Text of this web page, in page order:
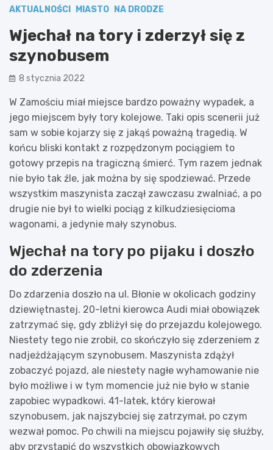
AKTUALNOŚCI MIASTO NA DRODZE
Wjechał na tory i zderzył się z
szynobusem
8 stycznia 2022
W Zamościu miał miejsce bardzo poważny wypadek, a
jego miejscem były tory kolejowe. Taki opis scenerii już
sam w sobie kojarzy się z jakąś poważną tragedią. W
końcu bliski kontakt z rozpędzonym pociągiem to
gotowy przepis na tragiczną śmierć. Tym razem jednak
nie było tak źle, jak można by się spodziewać. Przede
wszystkim maszynista zaczął zawczasu zwalniać, a po
drugie nie był to wielki pociąg z kilkudziesięcioma
wagonami, a jedynie mały szynobus.
Wjechał na tory po pijaku i doszło
do zderzenia
Do zdarzenia doszło na ul. Błonie w okolicach godziny
dziewiętnastej. 20-letni kierowca Audi miał obowiązek
zatrzymać się, gdy zbliżył się do przejazdu kolejowego.
Niestety tego nie zrobił, co skończyło się zderzeniem z
nadjeżdżającym szynobusem. Maszynista zdążył
zobaczyć pojazd, ale niestety nagłe wyhamowanie nie
było możliwe i w tym momencie już nie było w stanie
zapobiec wypadkowi. 41-latek, który kierował
szynobusem, jak najszybciej się zatrzymał, po czym
wezwał pomoc. Po chwili na miejscu pojawiły się służby,
aby przystąpić do wszystkich obowiązkowych